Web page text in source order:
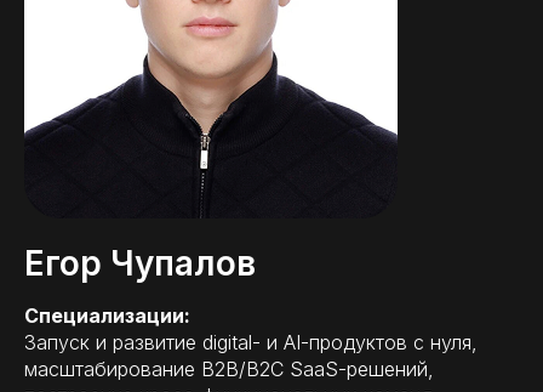
Егор Чупалов
Специализации:
Запуск и развитие digital- и AI-продуктов с нуля,
масштабирование B2B/B2C SaaS-решений,